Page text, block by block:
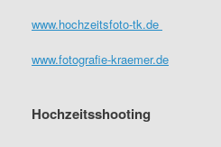
www.hochzeitsfoto-tk.de
www.fotografie-kraemer.de
Hochzeitsshooting